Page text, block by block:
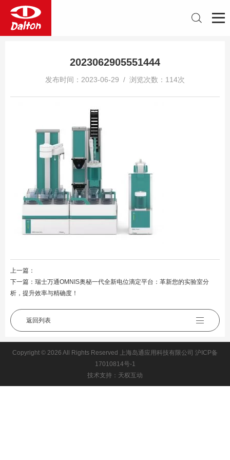
2023062905551444
发布时间：2023-06-29 / 浏览次数：114次
上一篇：
下一篇： 瑞士万通OMNIS奥秘一代全新电位滴定平台：革新您的实验室分
析，提升效率与精确度！
返回列表
Copyright © 2026 All Rights Reserved 上海岛通应用科技有限公司 沪ICP备
17010814号-1
技术支持：天权互动